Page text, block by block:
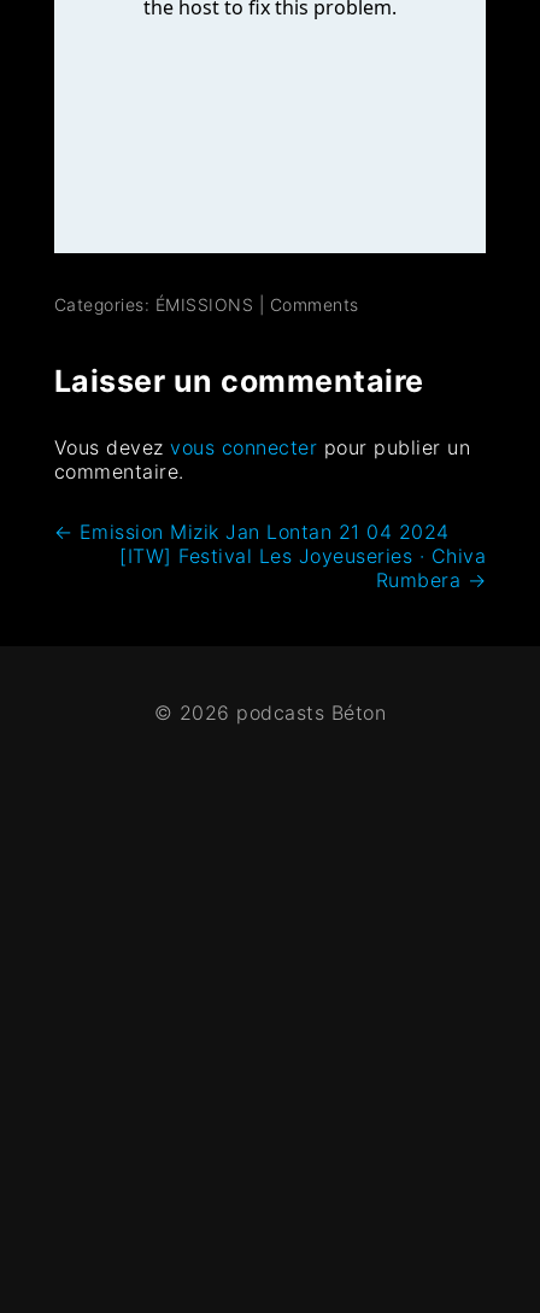
Categories: ÉMISSIONS Comments
Laisser un commentaire
Vous devezvous connecter pour publier un
commentaire.
← Emission Mizik Jan Lontan 21 04 2024
[ITW] Festival Les Joyeuseries · Chiva
Rumbera →
© 2026 podcasts Béton